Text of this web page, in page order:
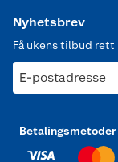
Nyhetsbrev
Få ukens tilbud rett
E-postadresse
Betalingsmetoder